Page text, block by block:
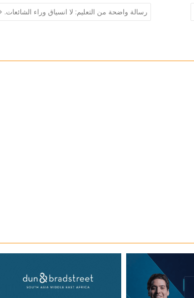
رسالة واضحة من التعليم: لا انسياق وراء الشائعات.